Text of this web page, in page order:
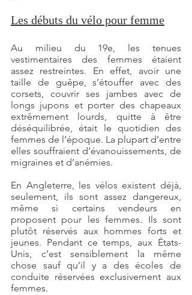
Les débuts du vélo pour femme
Au milieu du 19e, les tenues
vestimentaires des femmes étaient
assez restreintes. En effet, avoir une
taille de guêpe, s’étouffer avec des
corsets, couvrir ses jambes avec de
longs jupons et porter des chapeaux
extrêmement lourds, quitte à être
déséquilibrée, était le quotidien des
femmes de l’époque. La plupart d’entre
elles souffraient d’évanouissements, de
migraines et d’anémies.
En Angleterre, les vélos existent déjà,
seulement, ils sont assez dangereux,
même si certains vendeurs en
proposent pour les femmes. Ils sont
plutôt réservés aux hommes forts et
jeunes. Pendant ce temps, aux États-
Unis, c’est sensiblement la même
chose sauf qu’il y a des écoles de
conduite réservées exclusivement aux
femmes.